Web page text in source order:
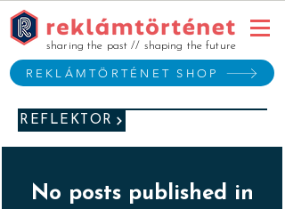
REKLÁMTÖRTÉNET SHOP
sharing the past // shaping the future
REFLEKTOR
No posts published in